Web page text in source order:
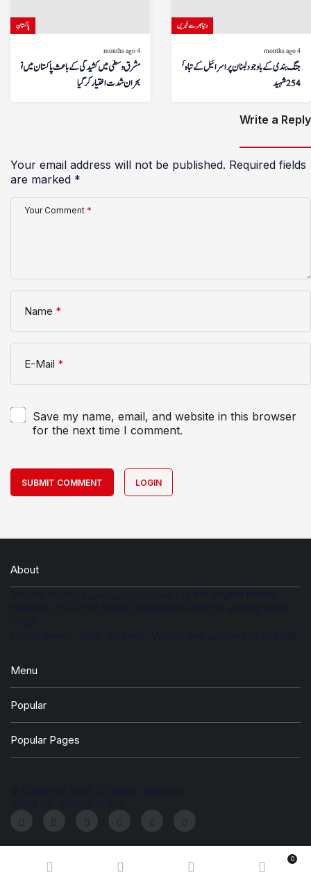
پاکستان
4 months ago
مشرق وسطیٰ میں کشیدگی کے باعث پاکستان میں توانائی کا
بحران شدت اختیار کر گیا
دنیا بھر سے خبریں
4 months ago
جنگ بندی کے باوجود لبنان پر اسرائیل کے تباہ کن حملے،
254 شہید
Write a Reply
Your email address will not be published. Required fields
are marked *
Your Comment *
Name *
E-Mail *
Save my name, email, and website in this browser
for the next time I comment.
SUBMIT COMMENT LOGIN
About
Menu
Popular
Popular Pages
0